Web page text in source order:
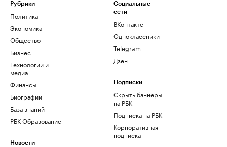
Рубрики
Политика
Экономика
Общество
Бизнес
Технологии и
медиа
Финансы
Биографии
База знаний
РБК Образование
Новости
Социальные
сети
ВКонтакте
Одноклассники
Telegram
Дзен
Подписки
Скрыть баннеры
на РБК
Подписка на РБК
Корпоративная
подписка